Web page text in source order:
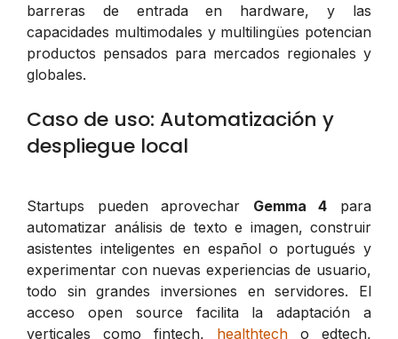
barreras de entrada en hardware, y las
capacidades multimodales y multilingües potencian
productos pensados para mercados regionales y
globales.
Caso de uso: Automatización y
despliegue local
Startups pueden aprovechar Gemma 4 para
automatizar análisis de texto e imagen, construir
asistentes inteligentes en español o portugués y
experimentar con nuevas experiencias de usuario,
todo sin grandes inversiones en servidores. El
acceso open source facilita la adaptación a
verticales como fintech, healthtech o edtech,